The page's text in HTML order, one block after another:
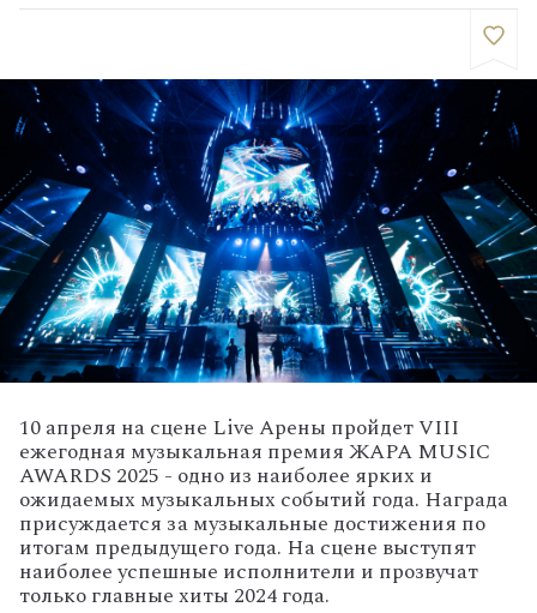
10 апреля на сцене Live Арены пройдет VIII
ежегодная музыкальная премия ЖАРА MUSIC
AWARDS 2025 - одно из наиболее ярких и
ожидаемых музыкальных событий года. Награда
присуждается за музыкальные достижения по
итогам предыдущего года. На сцене выступят
наиболее успешные исполнители и прозвучат
только главные хиты 2024 года.